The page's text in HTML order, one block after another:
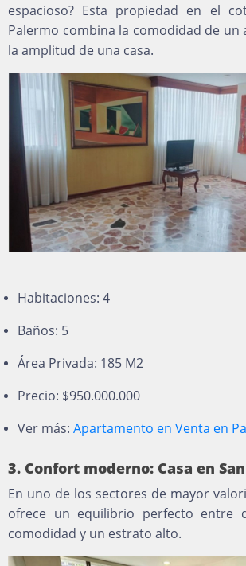
espacioso? Esta propiedad en el
Palermo combina la comodidad de un
la amplitud de una casa.
Habitaciones: 4
Baños: 5
Área Privada: 185 M2
Precio: $950.000.000
Ver más: Apartamento en Venta en
3. Confort moderno: Casa en
En uno de los sectores de mayor
ofrece un equilibrio perfecto entre
comodidad y un estrato alto.